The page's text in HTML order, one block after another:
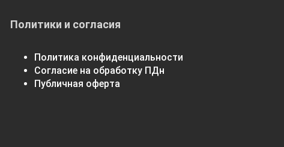
Политики и согласия
Политика конфиденциальности
Согласие на обработку ПДн
Публичная оферта